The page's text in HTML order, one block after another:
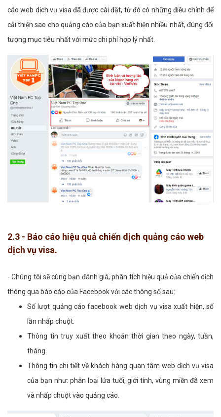
cáo web dịch vụ visa đã được cài đặt, từ đó có những điều chỉnh để
cải thiện sao cho quảng cáo của bạn xuất hiện nhiều nhất, đúng đối
tượng mục tiêu nhất với mức chi phí hợp lý nhất.
2.3 - Báo cáo hiệu quả chiến dịch quảng cáo web
dịch vụ visa.
- Chúng tôi sẽ cùng bạn đánh giá, phân tích hiệu quả của chiến dịch
thông qua báo cáo của Facebook với các thông số sau:
Số lượt quảng cáo facebook web dịch vụ visa xuất hiện, số
lần nhấp chuột.
Thông tin truy xuất theo khoản thời gian theo ngày, tuần,
tháng.
Thông tin chi tiết về khách hàng quan tâm web dịch vụ visa
của bạn như: phân loại lứa tuổi, giới tính, vùng miền đã xem
và nhấp chuột vào quảng cáo.